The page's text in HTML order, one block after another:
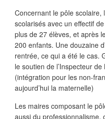
Concernant le pôle scolaire,
scolarisés avec un effectif
plus de 27 élèves, et après
200 enfants. Une douzaine
rentrée, ce qui a été le cas.
le soutien de l’Inspecteur
(intégration pour les non-
aujourd’hui la maternelle)
Les maires composant le
aussi du professionnalisme,